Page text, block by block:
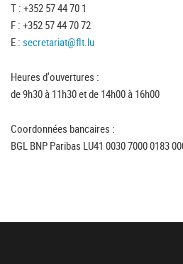
T : +352 57 44 70 1
F : +352 57 44 70 72
E : secretariat@flt.lu
Heures d'ouvertures :
de 9h30 à 11h30 et de 14h00 à 16h00
Coordonnées bancaires :
BGL BNP Paribas LU41 0030 7000 0183